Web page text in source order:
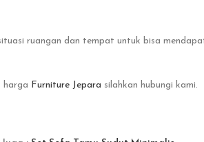
ruangan dan tempat untuk bisa
harga Furniture Jepara silahkan hubungi kami.